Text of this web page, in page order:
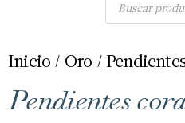
Inicio / Oro /
Pendientes